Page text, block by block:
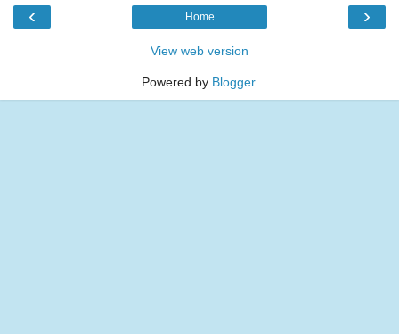
‹ ›
Home
View web version
Powered by Blogger.